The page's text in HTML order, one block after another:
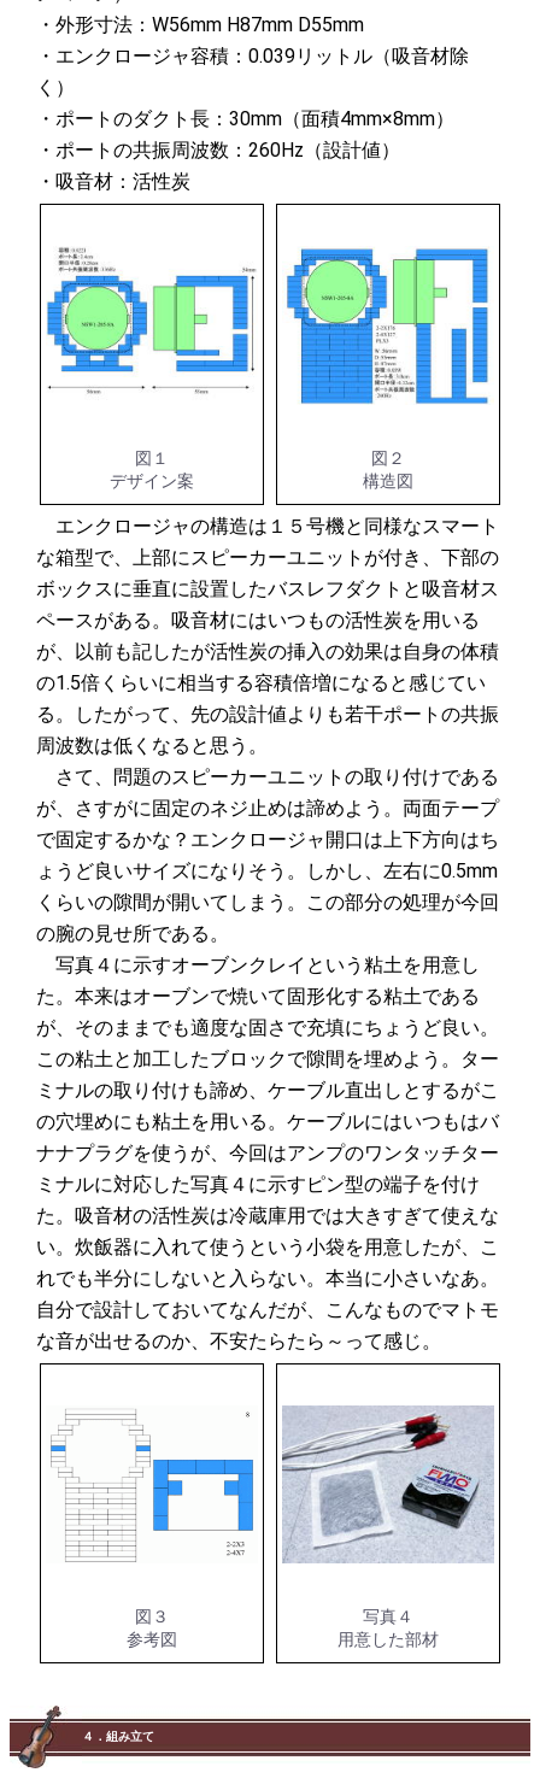
・外形寸法：W56mm H87mm D55mm
・エンクロージャ容積：0.039リットル（吸音材除
く）
・ポートのダクト長：30mm（面積4mm×8mm）
・ポートの共振周波数：260Hz（設計値）
・吸音材：活性炭
図１
デザイン案
図２
構造図
エンクロージャの構造は１５号機と同様なスマート
な箱型で、上部にスピーカーユニットが付き、下部の
ボックスに垂直に設置したバスレフダクトと吸音材ス
ペースがある。吸音材にはいつもの活性炭を用いる
が、以前も記したが活性炭の挿入の効果は自身の体積
の1.5倍くらいに相当する容積倍増になると感じてい
る。したがって、先の設計値よりも若干ポートの共振
周波数は低くなると思う。
さて、問題のスピーカーユニットの取り付けである
が、さすがに固定のネジ止めは諦めよう。両面テープ
で固定するかな？エンクロージャ開口は上下方向はち
ょうど良いサイズになりそう。しかし、左右に0.5mm
くらいの隙間が開いてしまう。この部分の処理が今回
の腕の見せ所である。
写真４に示すオーブンクレイという粘土を用意し
た。本来はオーブンで焼いて固形化する粘土である
が、そのままでも適度な固さで充填にちょうど良い。
この粘土と加工したブロックで隙間を埋めよう。ター
ミナルの取り付けも諦め、ケーブル直出しとするがこ
の穴埋めにも粘土を用いる。ケーブルにはいつもはバ
ナナプラグを使うが、今回はアンプのワンタッチター
ミナルに対応した写真４に示すピン型の端子を付け
た。吸音材の活性炭は冷蔵庫用では大きすぎて使えな
い。炊飯器に入れて使うという小袋を用意したが、こ
れでも半分にしないと入らない。本当に小さいなあ。
自分で設計しておいてなんだが、こんなものでマトモ
な音が出せるのか、不安たらたら～って感じ。
図３
参考図
写真４
用意した部材
４．組み立て